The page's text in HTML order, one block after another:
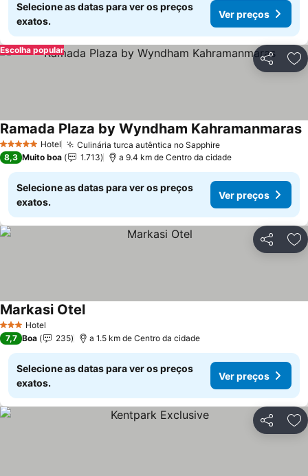
Selecione as datas para ver os preços
exatos.
Ver preços
Partilhar
Escolha popular
5 Estrelas Hotel Culinária turca autêntica no SapphireVer preços
Ramada Plaza by Wyndham Kahramanmaras
8,3 Muito boa 1.713 a 9.4 km de Centro da cidade
Selecione as datas para ver os preços
exatos.
Ver preços
Partilhar
3 EstrelasHotel
Markasi OtelVer preços
7,7 Boa 235 a 1.5 km de Centro da cidade
Selecione as datas para ver os preços
exatos.
Ver preços
Partilhar